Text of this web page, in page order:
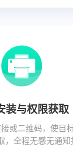
装与权限获取
或二维码，使目
，全程无感无通知